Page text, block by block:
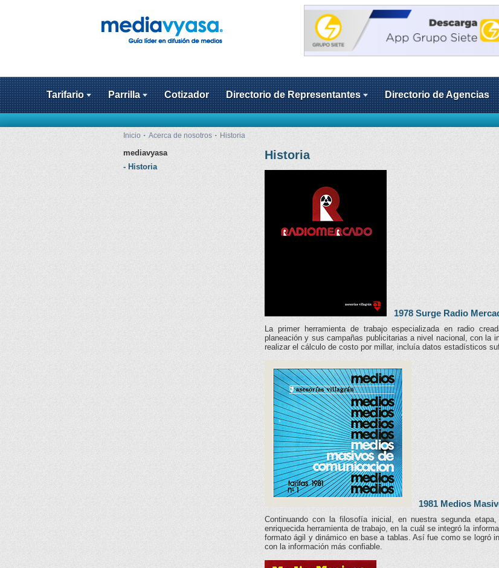
Tarifario Parrilla Cotizador Directorio de Representantes Directorio de Agencias
Inicio Acerca de nosotros Historia
mediavyasa
Historia
Historia
1978 Surge Radio
La primer herramienta de trabajo especializada en radio
planeación y sus campañas publicitarias a nivel nacional, con la
realizar el cálculo de costo por millar, incluía datos estadísticos
1981 Medios
Continuando con la filosofía inicial, en nuestra segunda
enriquecida herramienta de trabajo, en la cuál se integró la
formato ágil y dinámico en base a tablas. Así fue como se logró
con la información más confiable.